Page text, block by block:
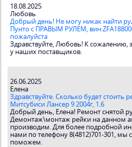
18.08.2025
Любовь
Добрый день! Не могу никак найти
Пунто с ПРАВЫМ РУЛЕМ,
пожалуйста
Здравствуйте, Любовь! К сожалению,
у наших поставщиков.
26.06.2025
Елена
Здравствуйте. Сколько будет стоить
Митсубиси Лансер 9 2004г, 1.6
Добрый день, Елена! Ремонт снятой
Демонтаж\монтаж рейки на данном
производим. Для более подробной
нами по телефону 8(4812)701-301, мы
поможем.